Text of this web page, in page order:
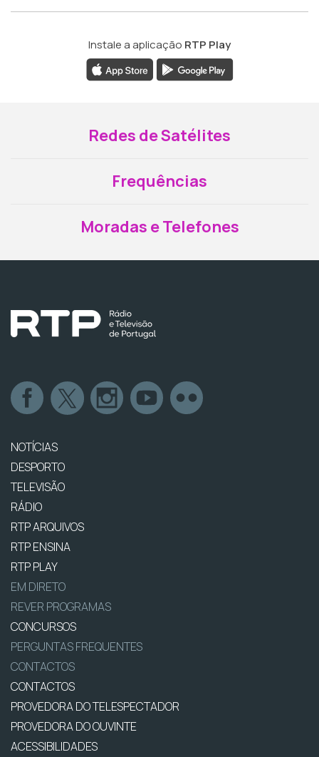
Instale a aplicação RTP Play
Redes de Satélites
Frequências
Moradas e Telefones
NOTÍCIAS
DESPORTO
TELEVISÃO
RÁDIO
RTP ARQUIVOS
RTP ENSINA
RTP PLAY
EM DIRETO
REVER PROGRAMAS
CONCURSOS
PERGUNTAS FREQUENTES
CONTACTOS
CONTACTOS
PROVEDORA DO TELESPECTADOR
PROVEDORA DO OUVINTE
ACESSIBILIDADES